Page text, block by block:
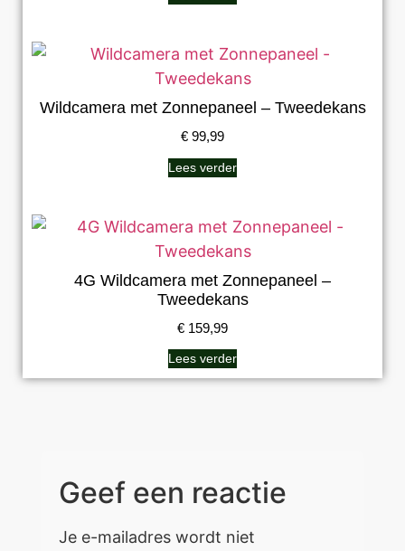
Wildcamera met Zonnepaneel – Tweedekans
€ 99,99
Lees verder
4G Wildcamera met Zonnepaneel –
Tweedekans
€ 159,99
Lees verder
Geef een reactie
Je e-mailadres wordt niet